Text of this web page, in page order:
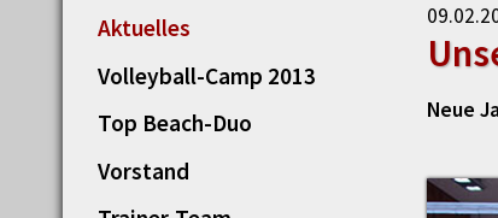
Aktuelles
Volleyball-Camp 2013
Top Beach-Duo
Vorstand
Neue